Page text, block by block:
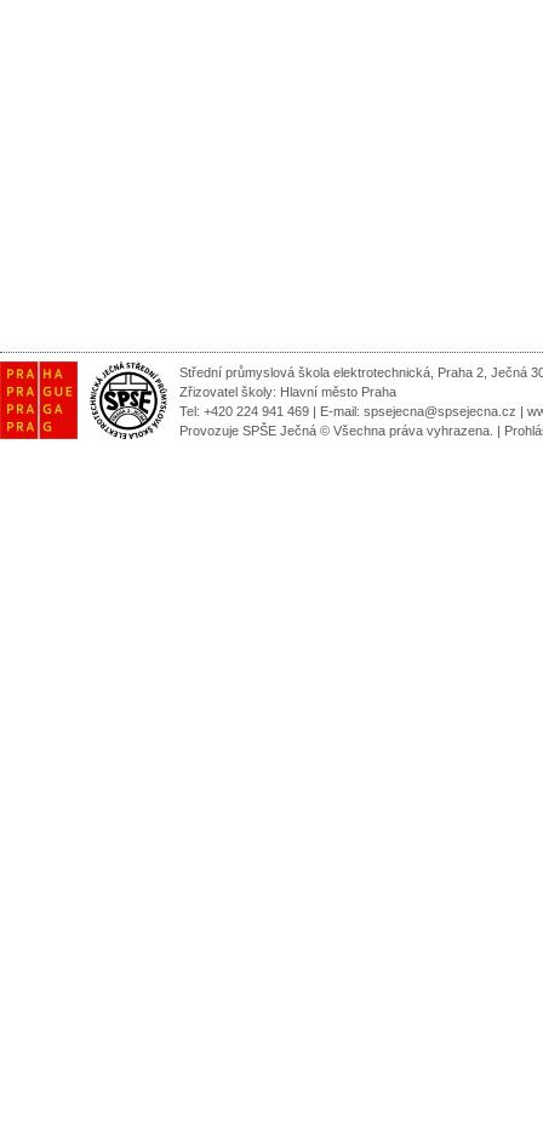
Střední průmyslová škola elektrotechnická, Praha 2, Ječná
Zřizovatel školy: Hlavní město Praha
Tel: +420 224 941 469 | E-mail: spsejecna@spsejecna.cz |
Provozuje SPŠE Ječná © Všechna práva vyhrazena. |